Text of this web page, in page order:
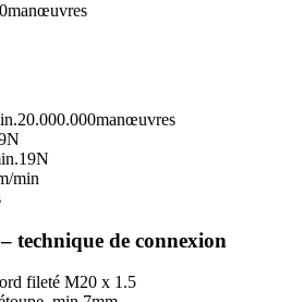
manœuvres
20.000.000manœuvres
N
19N
min
technique de connexion
fileté M20 x 1.5